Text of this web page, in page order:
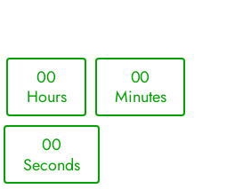
00
Hours
00
Minutes
00
Seconds